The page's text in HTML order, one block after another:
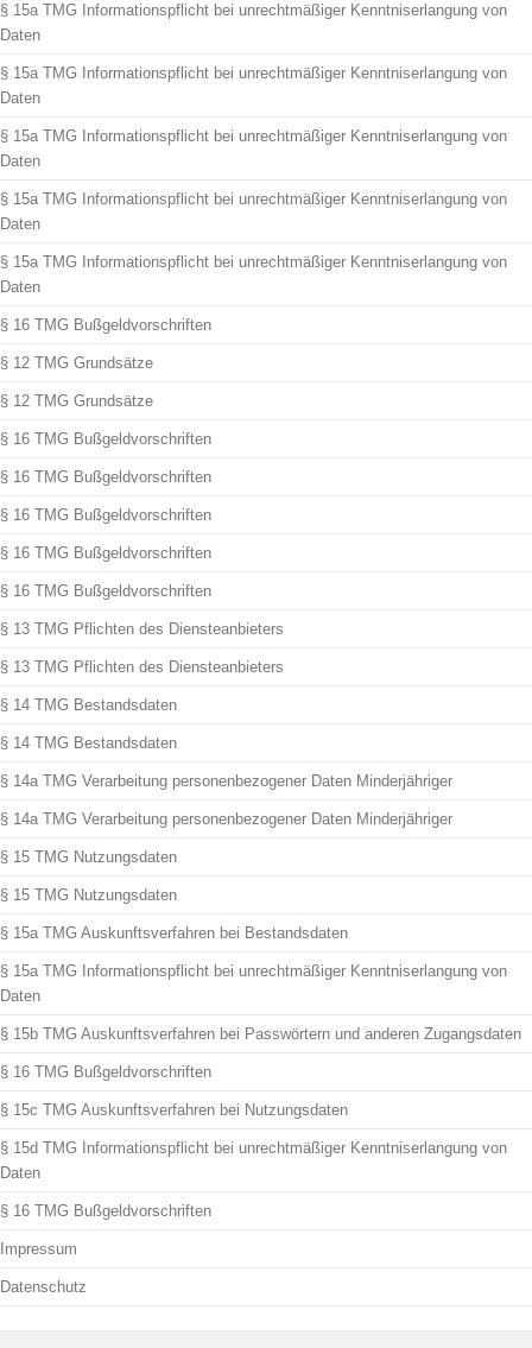
§ 15a TMG Informationspflicht bei unrechtmäßiger Kenntniserlangung von
Daten
§ 15a TMG Informationspflicht bei unrechtmäßiger Kenntniserlangung von
Daten
§ 15a TMG Informationspflicht bei unrechtmäßiger Kenntniserlangung von
Daten
§ 15a TMG Informationspflicht bei unrechtmäßiger Kenntniserlangung von
Daten
§ 15a TMG Informationspflicht bei unrechtmäßiger Kenntniserlangung von
Daten
§ 16 TMG Bußgeldvorschriften
§ 12 TMG Grundsätze
§ 12 TMG Grundsätze
§ 16 TMG Bußgeldvorschriften
§ 16 TMG Bußgeldvorschriften
§ 16 TMG Bußgeldvorschriften
§ 16 TMG Bußgeldvorschriften
§ 16 TMG Bußgeldvorschriften
§ 13 TMG Pflichten des Diensteanbieters
§ 13 TMG Pflichten des Diensteanbieters
§ 14 TMG Bestandsdaten
§ 14 TMG Bestandsdaten
§ 14a TMG Verarbeitung personenbezogener Daten Minderjähriger
§ 14a TMG Verarbeitung personenbezogener Daten Minderjähriger
§ 15 TMG Nutzungsdaten
§ 15 TMG Nutzungsdaten
§ 15a TMG Auskunftsverfahren bei Bestandsdaten
§ 15a TMG Informationspflicht bei unrechtmäßiger Kenntniserlangung von
Daten
§ 15b TMG Auskunftsverfahren bei Passwörtern und anderen Zugangsdaten
§ 16 TMG Bußgeldvorschriften
§ 15c TMG Auskunftsverfahren bei Nutzungsdaten
§ 15d TMG Informationspflicht bei unrechtmäßiger Kenntniserlangung von
Daten
§ 16 TMG Bußgeldvorschriften
Impressum
Datenschutz